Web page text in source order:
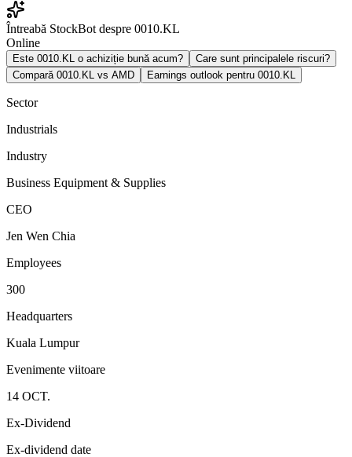
Întreabă StockBot despre 0010.KL
Online
Este 0010.KL o achiziție bună acum?
Care sunt principalele riscuri?
Compară 0010.KL vs AMD
Earnings outlook pentru 0010.KL
Sector
Industrials
Industry
Business Equipment & Supplies
CEO
Jen Wen Chia
Employees
300
Headquarters
Kuala Lumpur
Evenimente viitoare
14 OCT.
Ex-Dividend
Ex-dividend date